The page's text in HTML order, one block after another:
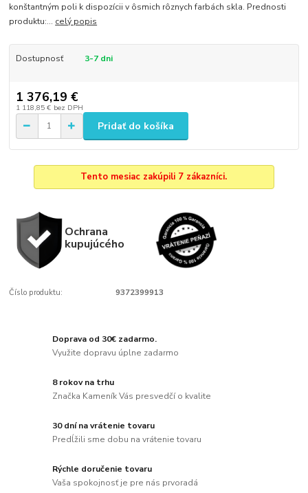
konštantným poli k dispozícii v ôsmich rôznych farbách skla. Prednosti
produktu:... celý popis
Dostupnosť 3-7 dni
1 376,19 €
1 118,85 € bez DPH
Pridať do košíka
Tento mesiac zakúpili 7 zákazníci.
Ochrana
kupujúcého
Číslo produktu: 9372399913
Doprava od 30€ zadarmo.
Využite dopravu úplne zadarmo
8 rokov na trhu
Značka Kameník Vás presvedčí o kvalite
30 dní na vrátenie tovaru
Predĺžili sme dobu na vrátenie tovaru
Rýchle doručenie tovaru
Vaša spokojnosť je pre nás prvoradá